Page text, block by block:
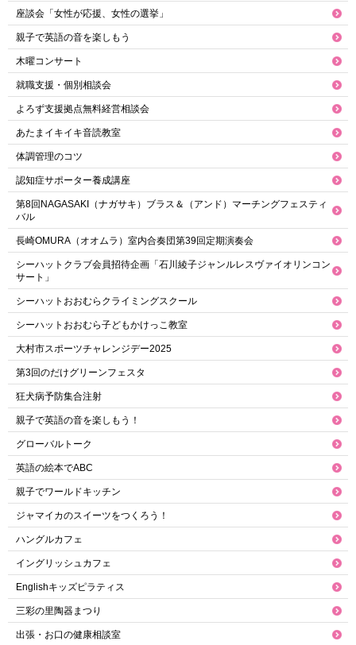
座談会「女性が応援、女性の選挙」
親子で英語の音を楽しもう
木曜コンサート
就職支援・個別相談会
よろず支援拠点無料経営相談会
あたまイキイキ音読教室
体調管理のコツ
認知症サポーター養成講座
第8回NAGASAKI（ナガサキ）ブラス＆（アンド）マーチングフェスティ
バル
長崎OMURA（オオムラ）室内合奏団第39回定期演奏会
シーハットクラブ会員招待企画「石川綾子ジャンルレスヴァイオリンコン
サート」
シーハットおおむらクライミングスクール
シーハットおおむら子どもかけっこ教室
大村市スポーツチャレンジデー2025
第3回のだけグリーンフェスタ
狂犬病予防集合注射
親子で英語の音を楽しもう！
グローバルトーク
英語の絵本でABC
親子でワールドキッチン
ジャマイカのスイーツをつくろう！
ハングルカフェ
イングリッシュカフェ
Englishキッズピラティス
三彩の里陶器まつり
出張・お口の健康相談室